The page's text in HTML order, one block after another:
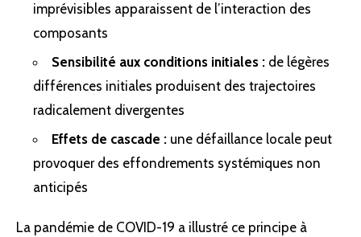
imprévisibles apparaissent de l’interaction des
composants
Sensibilité aux conditions initiales : de légères
différences initiales produisent des trajectoires
radicalement divergentes
Effets de cascade : une défaillance locale peut
provoquer des effondrements systémiques non
anticipés
La pandémie de COVID-19 a illustré ce principe à